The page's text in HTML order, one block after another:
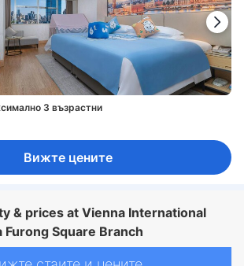
3 възрастни
Вижте цените
& prices at Vienna International
Furong Square Branch